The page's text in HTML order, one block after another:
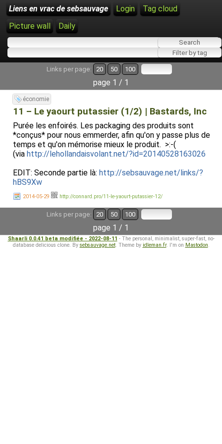
Liens en vrac de sebsauvage Login
Tag cloud
Picture wall
Daily
Links per page: 20 50 100
page 1 / 1
économie
11 – Le yaourt putassier (1/2) | Bastards, Inc
Purée les enfoirés. Les packaging des produits sont
*conçus* pour nous emmerder, afin qu'on y passe plus de
temps et qu'on mémorise mieux le produit. >:-(
(via http://lehollandaisvolant.net/?id=20140528163026
EDIT: Seconde partie là: http://sebsauvage.net/links/?
hBS9Xw
2014-05-29 http://connard.pro/11-le-yaourt-putassier-12/
Links per page: 20 50 100
page 1 / 1
Shaarli 0.0.41 beta modifiée - 2022-08-11 - The personal, minimalist, super-fast, no-
database delicious clone. By sebsauvage.net. Theme by idleman.fr. I'm on Mastodon.